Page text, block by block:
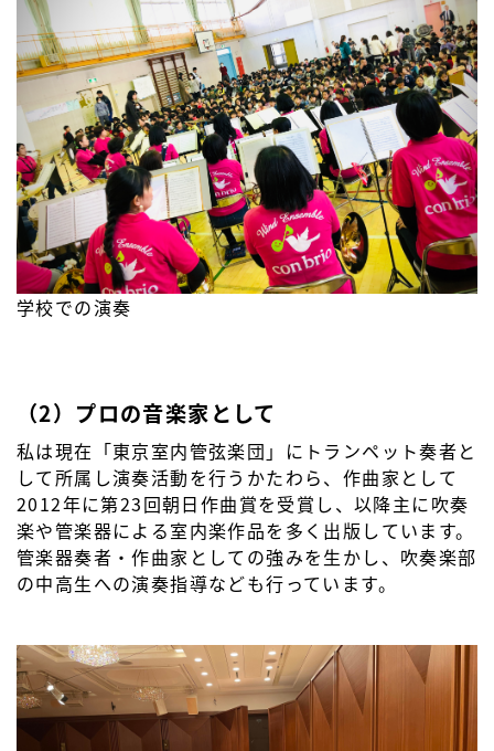
学校での演奏
（2）プロの音楽家として
私は現在「東京室内管弦楽団」にトランペット奏者と
して所属し演奏活動を行うかたわら、作曲家として
2012年に第23回朝日作曲賞を受賞し、以降主に吹奏
楽や管楽器による室内楽作品を多く出版しています。
管楽器奏者・作曲家としての強みを生かし、吹奏楽部
の中高生への演奏指導なども行っています。